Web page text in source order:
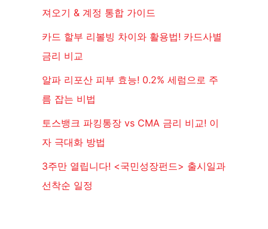
져오기 & 계정 통합 가이드
카드 할부 리볼빙 차이와 활용법! 카드사별
금리 비교
알파 리포산 피부 효능! 0.2% 세럼으로 주
름 잡는 비법
토스뱅크 파킹통장 vs CMA 금리 비교! 이
자 극대화 방법
3주만 열립니다! <국민성장펀드> 출시일과
선착순 일정